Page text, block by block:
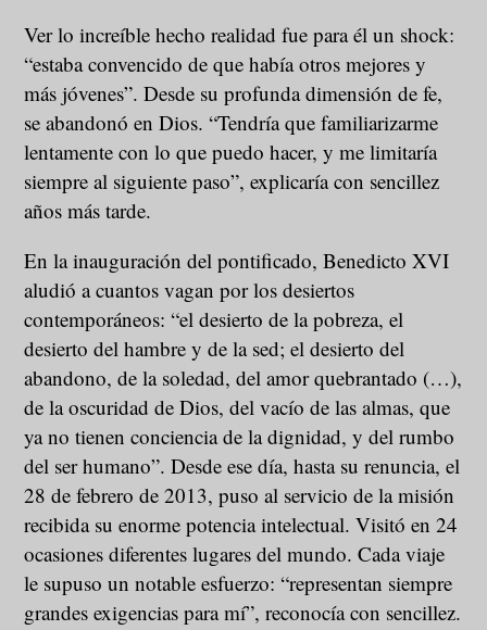
Ver lo increíble hecho realidad fue para él un shock:
“estaba convencido de que había otros mejores y
más jóvenes”. Desde su profunda dimensión de fe,
se abandonó en Dios. “Tendría que familiarizarme
lentamente con lo que puedo hacer, y me limitaría
siempre al siguiente paso”, explicaría con sencillez
años más tarde.
En la inauguración del pontificado, Benedicto XVI
aludió a cuantos vagan por los desiertos
contemporáneos: “el desierto de la pobreza, el
desierto del hambre y de la sed; el desierto del
abandono, de la soledad, del amor quebrantado (…),
de la oscuridad de Dios, del vacío de las almas, que
ya no tienen conciencia de la dignidad, y del rumbo
del ser humano”. Desde ese día, hasta su renuncia, el
28 de febrero de 2013, puso al servicio de la misión
recibida su enorme potencia intelectual. Visitó en 24
ocasiones diferentes lugares del mundo. Cada viaje
le supuso un notable esfuerzo: “representan siempre
grandes exigencias para mí”, reconocía con sencillez.